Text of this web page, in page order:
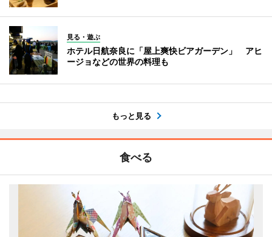
見る・遊ぶ
ホテル日航奈良に「屋上爽快ビアガーデン」 アヒ
ージョなどの世界の料理も
もっと見る
食べる